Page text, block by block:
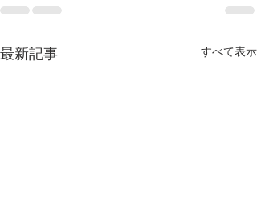
最新記事 すべて表示